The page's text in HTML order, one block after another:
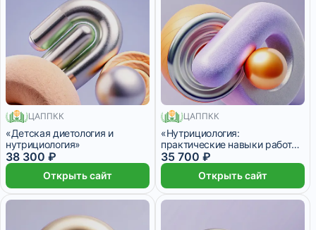
400 месяцев
ЦАППКК
«Детская диетология и
нутрициология»
38 300 ₽
Открыть сайт
52 месяца
ЦАППКК
«Нутрициология:
практические навыки работы
с избыточной массой тела»
35 700 ₽
Открыть сайт